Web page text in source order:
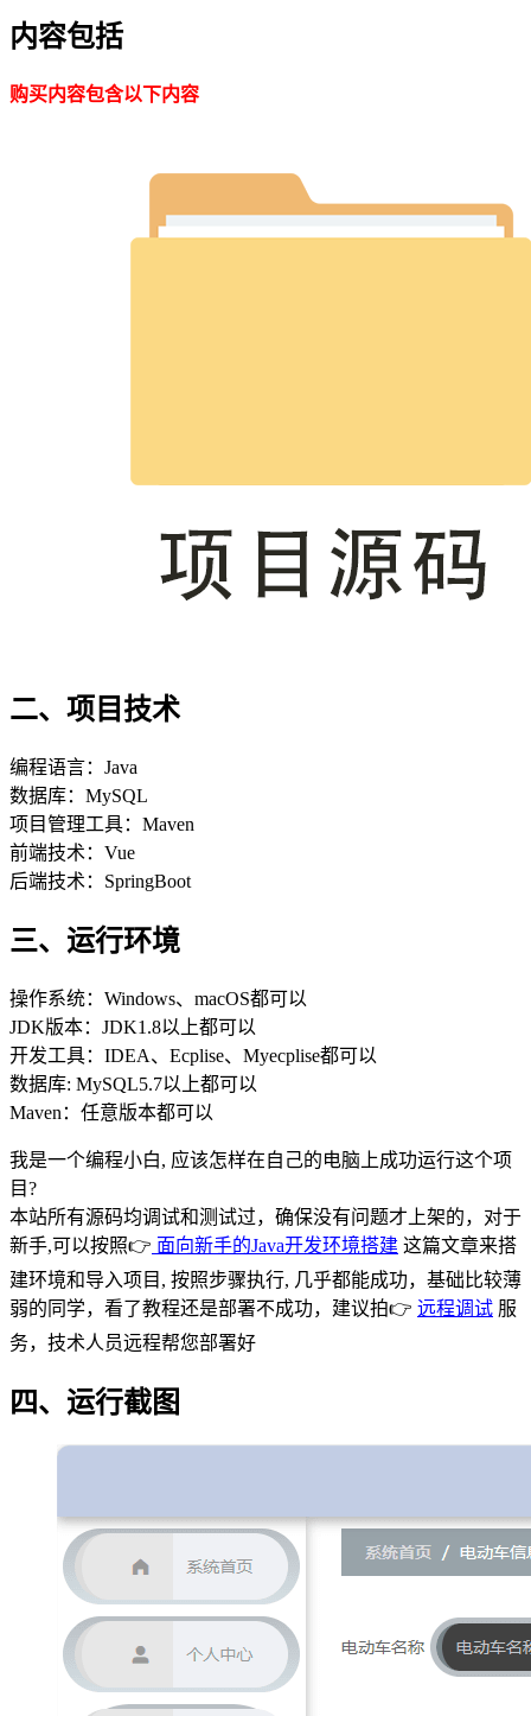
内容包括
购买内容包含以下内容
二、项目技术
编程语言：Java
数据库：MySQL
项目管理工具：Maven
前端技术：Vue
后端技术：SpringBoot
三、运行环境
操作系统：Windows、macOS都可以
JDK版本：JDK1.8以上都可以
开发工具：IDEA、Ecplise、Myecplise都可以
数据库: MySQL5.7以上都可以
Maven：任意版本都可以
我是一个编程小白, 应该怎样在自己的电脑上成功运行这个项
目?
本站所有源码均调试和测试过，确保没有问题才上架的，对于
新手,可以按照👉 面向新手的Java开发环境搭建 这篇文章来搭
建环境和导入项目, 按照步骤执行, 几乎都能成功，基础比较薄
弱的同学，看了教程还是部署不成功，建议拍👉 远程调试 服
务，技术人员远程帮您部署好
四、运行截图